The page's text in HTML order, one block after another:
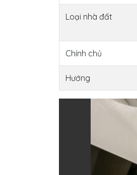
Loại nhà đất
Chính chủ
Hướng